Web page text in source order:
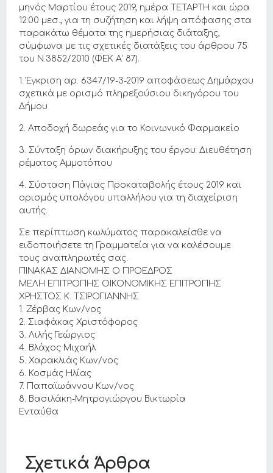
Σχετικά Άρθρα
μηνός Μαρτίου έτους 2019, ημέρα ΤΕΤΑΡΤΗ και ώρα
12:00 μεσ., για τη συζήτηση και λήψη απόφασης στα
παρακάτω θέματα της ημερήσιας διάταξης,
σύμφωνα με τις σχετικές διατάξεις του άρθρου 75
του Ν.3852/2010 (ΦΕΚ Α’ 87).
1. Έγκριση αρ. 6347/19-3-2019 αποφάσεως Δημάρχου
σχετικά με ορισμό πληρεξούσιου δικηγόρου του
Δήμου
2. Αποδοχή δωρεάς για το Κοινωνικό Φαρμακείο
3. Σύνταξη όρων διακήρυξης του έργου: Διευθέτηση
ρέματος Αμμοτόπου
4. Σύσταση Πάγιας Προκαταβολής έτους 2019 και
ορισμός υπολόγου υπαλλήλου για τη διαχείριση
αυτής.
Σε περίπτωση κωλύματος παρακαλείσθε να
ειδοποιήσετε τη Γραμματεία για να καλέσουμε
τους αναπληρωτές σας.
ΠΙΝΑΚΑΣ ΔΙΑΝΟΜΗΣ Ο ΠΡΟΕΔΡΟΣ
ΜΕΛΗ ΕΠΙΤΡΟΠΗΣ ΟΙΚΟΝΟΜΙΚΗΣ ΕΠΙΤΡΟΠΗΣ
ΧΡΗΣΤΟΣ Κ. ΤΣΙΡΟΓΙΑΝΝΗΣ
1. Ζέρβας Κων/νος
2. Σιαφάκας Χριστόφορος
3. Λιλής Γεώργιος
4. Βλάχος Μιχαήλ
5. Χαρακλιάς Κων/νος
6. Κοσμάς Ηλίας
7. Παπαϊωάννου Κων/νος
8. Βασιλάκη-Μητρογιώργου Βικτωρία
Ενταύθα